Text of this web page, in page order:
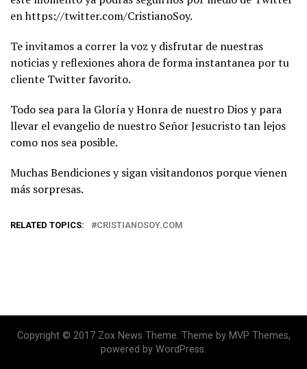
en https://twitter.com/CristianoSoy.
Te invitamos a correr la voz y disfrutar de nuestras
noticias y reflexiones ahora de forma instantanea por tu
cliente Twitter favorito.
Todo sea para la Gloría y Honra de nuestro Dios y para
llevar el evangelio de nuestro Señor Jesucristo tan lejos
como nos sea posible.
Muchas Bendiciones y sigan visitandonos porque vienen
más sorpresas.
RELATED TOPICS: CRISTIANOSOY.COM
Copyright © 2017 Zox News Theme. Theme by MVP Themes,
powered by WordPress.